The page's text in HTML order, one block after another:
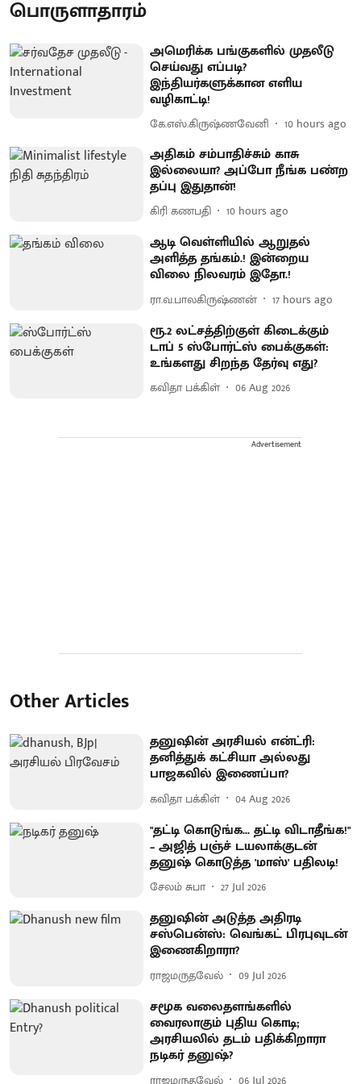
பொருளாதாரம்
அமெரிக்க பங்குகளில் முதலீடு
செய்வது எப்படி?
இந்தியர்களுக்கான எளிய
வழிகாட்டி!
கே.எஸ்.கிருஷ்ணவேனி 10 hours ago
அதிகம் சம்பாதிச்சும் காசு
இல்லையா? அப்போ நீங்க பண்ற
தப்பு இதுதான்!
கிரி கணபதி 10 hours ago
ஆடி வெள்ளியில் ஆறுதல்
அளித்த தங்கம்.! இன்றைய
விலை நிலவரம் இதோ.!
ரா.வ.பாலகிருஷ்ணன் 17 hours ago
ரூ.2 லட்சத்திற்குள் கிடைக்கும்
டாப் 5 ஸ்போர்ட்ஸ் பைக்குகள்:
உங்களது சிறந்த தேர்வு எது?
கவிதா பக்கிள் 06 Aug 2026
Advertisement
Other Articles
தனுஷின் அரசியல் என்ட்ரி:
தனித்துக் கட்சியா அல்லது
பாஜகவில் இணைப்பா?
கவிதா பக்கிள் 04 Aug 2026
"தட்டி கொடுங்க... தட்டி விடாதீங்க!"
– அஜித் பஞ்ச் டயலாக்குடன்
தனுஷ் கொடுத்த 'மாஸ்' பதிலடி!
சேலம் சுபா 27 Jul 2026
தனுஷின் அடுத்த அதிரடி
சஸ்பென்ஸ்: வெங்கட் பிரபுவுடன்
இணைகிறாரா?
ராஜமருதவேல் 09 Jul 2026
சமூக வலைதளங்களில்
வைரலாகும் புதிய கொடி;
அரசியலில் தடம் பதிக்கிறாரா
நடிகர் தனுஷ்?
ராஜமருதவேல் 06 Jul 2026